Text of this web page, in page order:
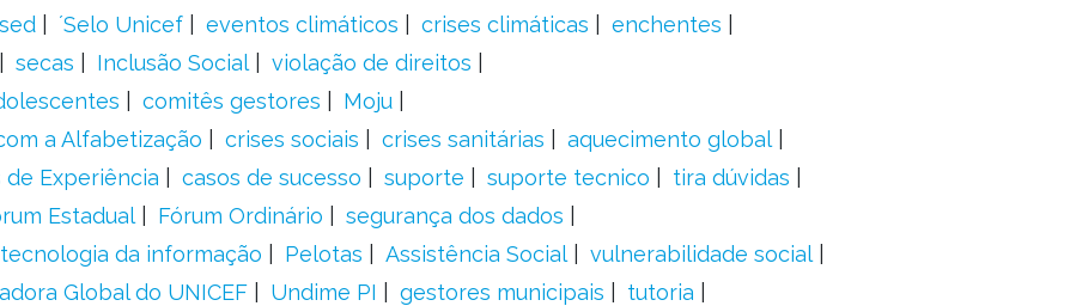
´Selo Unicef eventos climáticos crises climáticas
enchentes
secas Inclusão Social
violação de direitos
comitês gestores
Moju
a Alfabetização
crises sociais crises sanitárias
aquecimento global
de Experiência casos de sucesso suporte suporte tecnico
tira dúvidas
Estadual Fórum Ordinário
segurança dos dados
tecnologia da informação Pelotas Assistência Social
vulnerabilidade social
Global do UNICEF Undime PI gestores municipais
tutoria